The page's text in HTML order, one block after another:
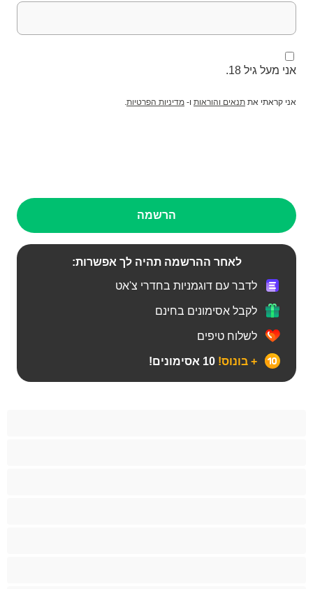
אני מעל גיל 18.
אני קראתי את תנאים והוראות ו- מדיניות הפרטיות.
הרשמה
לאחר ההרשמה תהיה לך אפשרות:
לדבר עם דוגמניות בחדרי צ'אט
לקבל אסימונים בחינם
לשלוח טיפים
+ בונוס!